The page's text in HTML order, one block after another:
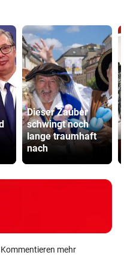
Dieser Zauber
schwingt noch
lange traumhaft
nach
mehr